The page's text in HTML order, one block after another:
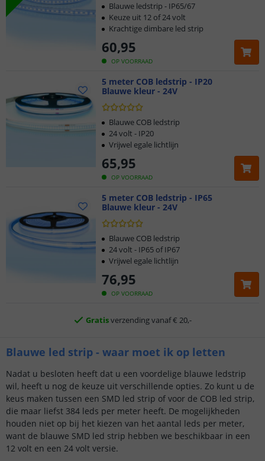
OP VOORRAAD
60,95
Blauwe ledstrip - IP65/67
Keuze uit 12 of 24 volt
Krachtige dimbare led strip
5 meter COB ledstrip - IP20
Blauwe kleur - 24V
OP VOORRAAD
65,95
Blauwe COB ledstrip
24 volt - IP20
Vrijwel egale lichtlijn
5 meter COB ledstrip - IP65
Blauwe kleur - 24V
OP VOORRAAD
76,95
Blauwe COB ledstrip
24 volt - IP65 of IP67
Vrijwel egale lichtlijn
Klantbeoordeling 9.1
Voor 23:45 uur besteld,morgen in huis
5 jaar garantie
Gratisverzending vanaf € 20,-
Klantbeoordeling 9.1
Voor 23:45 uur besteld,morgen in huis
Blauwe led strip - waar moet ik op letten
Nadat u besloten heeft dat u een voordelige blauwe ledstrip
wil, heeft u nog de keuze uit verschillende opties. Zo kunt u de
keus maken tussen een SMD led strip of voor de COB led strip,
die maar liefst 384 leds per meter heeft. De mogelijkheden
houden niet op bij het kiezen van het aantal leds per meter,
want de blauwe SMD led strip hebben we beschikbaar in een
12 volt en een 24 volt versie.